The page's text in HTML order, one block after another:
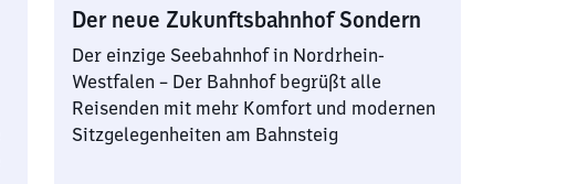
Der neue Zukunftsbahnhof Sondern
Der einzige Seebahnhof in Nordrhein-
Westfalen – Der Bahnhof begrüßt alle
Reisenden mit mehr Komfort und modernen
Sitzgelegenheiten am Bahnsteig